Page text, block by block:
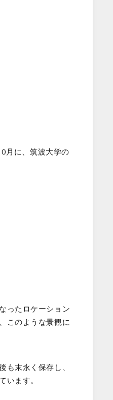
月に、筑波大学の
ったロケーション
このような景観に
末永く保存し、
ます。